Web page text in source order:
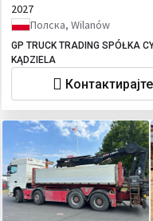
2027
Полска, Wilanów
GP TRUCK TRADING SPÓŁKA
KĄDZIELA